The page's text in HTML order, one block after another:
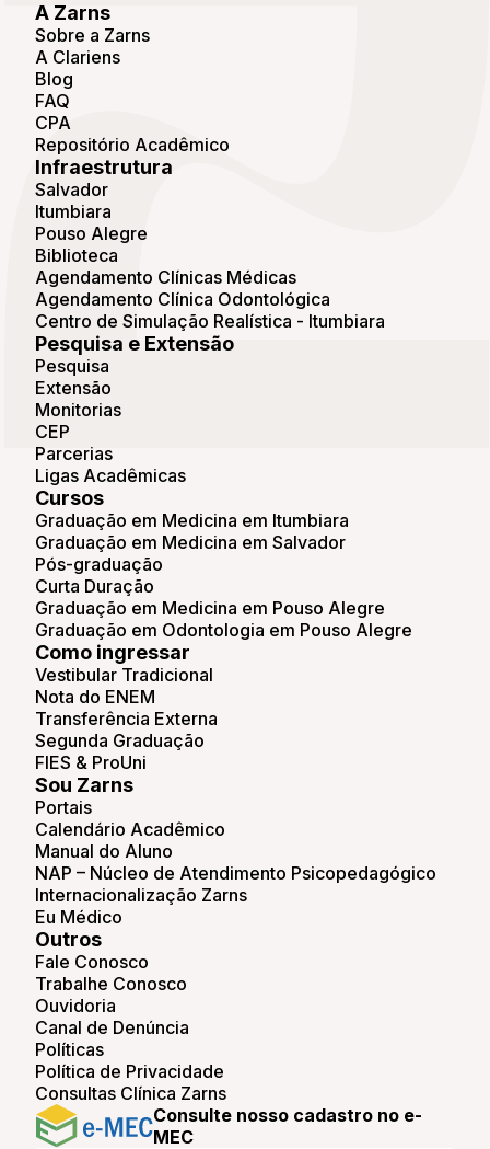
A Zarns
Sobre a Zarns
A Clariens
Blog
FAQ
CPA
Repositório Acadêmico
Infraestrutura
Salvador
Itumbiara
Pouso Alegre
Biblioteca
Agendamento Clínicas Médicas
Agendamento Clínica Odontológica
Centro de Simulação Realística - Itumbiara
Pesquisa e Extensão
Pesquisa
Extensão
Monitorias
CEP
Parcerias
Ligas Acadêmicas
Cursos
Graduação em Medicina em Itumbiara
Graduação em Medicina em Salvador
Pós-graduação
Curta Duração
Graduação em Medicina em Pouso Alegre
Graduação em Odontologia em Pouso Alegre
Como ingressar
Vestibular Tradicional
Nota do ENEM
Transferência Externa
Segunda Graduação
FIES & ProUni
Sou Zarns
Portais
Calendário Acadêmico
Manual do Aluno
NAP – Núcleo de Atendimento Psicopedagógico
Internacionalização Zarns
Eu Médico
Outros
Fale Conosco
Trabalhe Conosco
Ouvidoria
Canal de Denúncia
Políticas
Política de Privacidade
Consultas Clínica Zarns
Consulte nosso cadastro no e-
MEC